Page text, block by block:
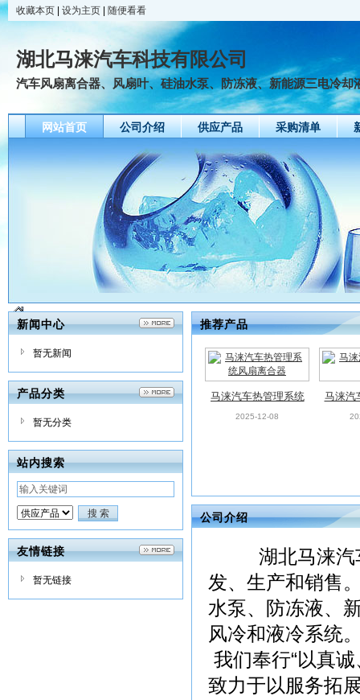
收藏本页 设为主页 随便看看
湖北马涞汽车科技有限公司
汽车风扇离合器、风扇叶、硅油水泵、防冻液、新能源三电冷
网站首页 公司介绍 供应产品 采购清单
新闻中心
暂无新闻
产品分类
暂无分类
站内搜索
友情链接
暂无链接
推荐产品
马涞汽车热管理系统
风扇离合器
2025-12-08
马涞汽
风扇
2025-12-08
公司介绍
湖北马涞汽车
发、生产和销售
水泵、防冻液、
风冷和液冷系统
我们奉行“以真
致力于以服务拓